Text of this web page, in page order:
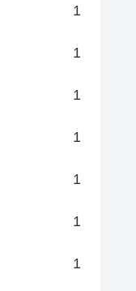
1
1
1
1
1
1
1